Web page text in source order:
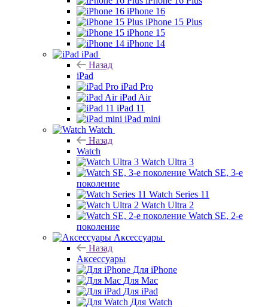
iPhone 16
iPhone 15 Plus
iPhone 15
iPhone 14
iPad
Назад
iPad
iPad Pro
iPad Air
iPad 11
iPad mini
Watch
Назад
Watch
Watch Ultra 3
Watch SE, 3-е
поколение
Watch Series 11
Watch Ultra 2
Watch SE, 2-е
поколение
Аксессуары
Назад
Аксессуары
Для iPhone
Для Mac
Для iPad
Для Watch